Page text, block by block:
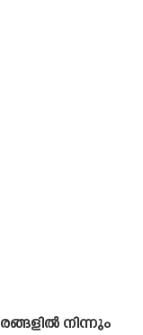
നിന്നും